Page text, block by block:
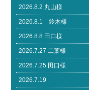
2026.8.2 丸山様
2026.8.1 鈴木様
2026.8.8 田口様
2026.7.27 二葉様
2026.7.25 田口様
2026.7.19